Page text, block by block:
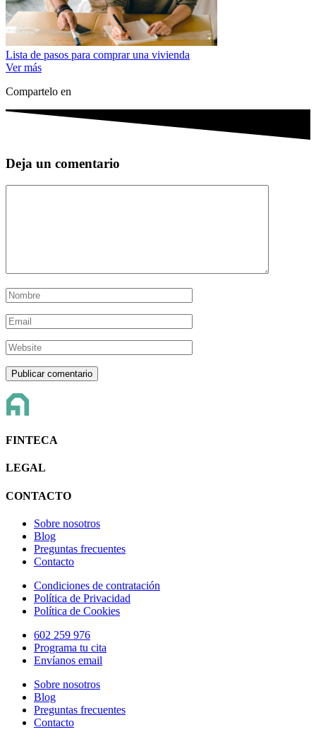
Lista de pasos para comprar una vivienda
Ver más
Compartelo en
Deja un comentario
FINTECA
LEGAL
CONTACTO
Sobre nosotros
Blog
Preguntas frecuentes
Contacto
Condiciones de contratación
Política de Privacidad
Política de Cookies
602 259 976
Programa tu cita
Envíanos email
Sobre nosotros
Blog
Preguntas frecuentes
Contacto